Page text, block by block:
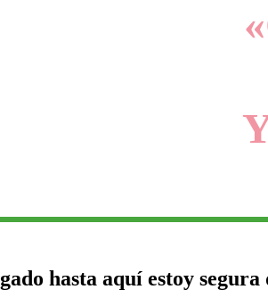
hasta aquí estoy